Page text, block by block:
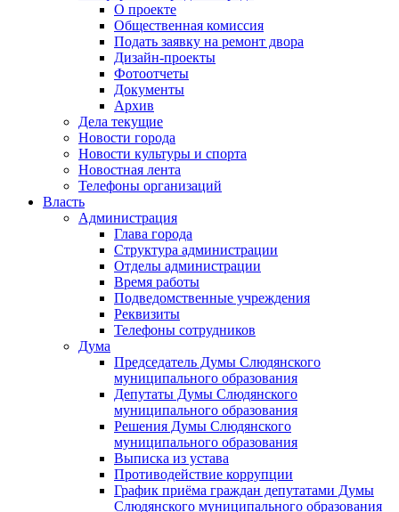
О проекте
Общественная комиссия
Подать заявку на ремонт двора
Дизайн-проекты
Фотоотчеты
Документы
Архив
Дела текущие
Новости города
Новости культуры и спорта
Новостная лента
Телефоны организаций
Власть
Администрация
Глава города
Структура администрации
Отделы администрации
Время работы
Подведомственные учреждения
Реквизиты
Телефоны сотрудников
Дума
Председатель Думы Слюдянского
муниципального образования
Депутаты Думы Слюдянского
муниципального образования
Решения Думы Слюдянского
муниципального образования
Выписка из устава
Противодействие коррупции
График приёма граждан депутатами Думы
Слюдянского муниципального образования